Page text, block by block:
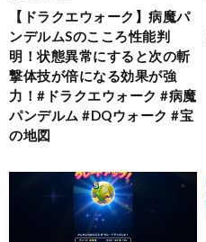
【ドラクエウォーク】病魔パ
ンデルムSのこころ性能判
明！状態異常にすると次の斬
撃体技が倍になる効果が強
力！#ドラクエウォーク #病魔
パンデルム #DQウォーク #宝
の地図